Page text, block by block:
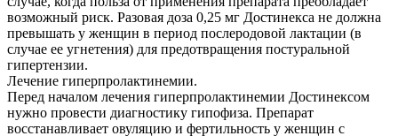
возможный риск. Разовая доза 0,25 мг Достинекса не должна
превышать у женщин в период послеродовой лактации (в
случае ее угнетения) для предотвращения постуральной
гипертензии.
Лечение гиперпролактинемии.
Перед началом лечения гиперпролактинемии Достинексом
нужно провести диагностику гипофиза. Препарат
восстанавливает овуляцию и фертильность у женщин с